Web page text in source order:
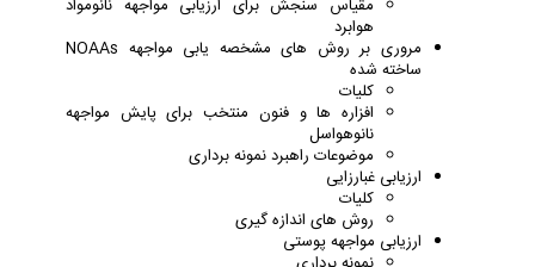
مقیاس سنجش برای ارزیابی مواجهه نانومواد
هوابرد
مروری بر روش های مشخصه یابی مواجهه NOAAs
ساخته شده
کلیات
افزاره ها و فنون منتخب برای پایش مواجهه
نانوهواسل
موضوعات راهبرد نمونه برداری
ارزیابی غبارزایی
کلیات
روش های اندازه گیری
ارزیابی مواجهه پوستی